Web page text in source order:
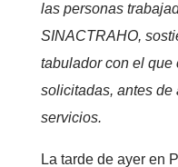
las personas
SINACTRAHO,
tabulador con el
solicitadas, antes de
servicios.
La tarde de ayer en